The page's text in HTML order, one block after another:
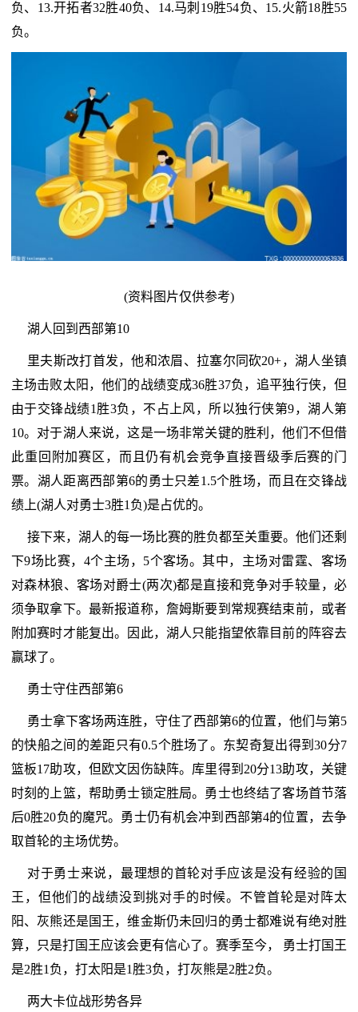
负、13.开拓者32胜40负、14.马刺19胜54负、15.火箭18胜55
负。
(资料图片仅供参考)
湖人回到西部第10
里夫斯改打首发，他和浓眉、拉塞尔同砍20+，湖人坐镇
主场击败太阳，他们的战绩变成36胜37负，追平独行侠，但
由于交锋战绩1胜3负，不占上风，所以独行侠第9，湖人第
10。对于湖人来说，这是一场非常关键的胜利，他们不但借
此重回附加赛区，而且仍有机会竞争直接晋级季后赛的门
票。湖人距离西部第6的勇士只差1.5个胜场，而且在交锋战
绩上(湖人对勇士3胜1负)是占优的。
接下来，湖人的每一场比赛的胜负都至关重要。他们还剩
下9场比赛，4个主场，5个客场。其中，主场对雷霆、客场
对森林狼、客场对爵士(两次)都是直接和竞争对手较量，必
须争取拿下。最新报道称，詹姆斯要到常规赛结束前，或者
附加赛时才能复出。因此，湖人只能指望依靠目前的阵容去
赢球了。
勇士守住西部第6
勇士拿下客场两连胜，守住了西部第6的位置，他们与第5
的快船之间的差距只有0.5个胜场了。东契奇复出得到30分7
篮板17助攻，但欧文因伤缺阵。库里得到20分13助攻，关键
时刻的上篮，帮助勇士锁定胜局。勇士也终结了客场首节落
后0胜20负的魔咒。勇士仍有机会冲到西部第4的位置，去争
取首轮的主场优势。
对于勇士来说，最理想的首轮对手应该是没有经验的国
王，但他们的战绩没到挑对手的时候。不管首轮是对阵太
阳、灰熊还是国王，维金斯仍未回归的勇士都难说有绝对胜
算，只是打国王应该会更有信心了。赛季至今， 勇士打国王
是2胜1负，打太阳是1胜3负，打灰熊是2胜2负。
两大卡位战形势各异